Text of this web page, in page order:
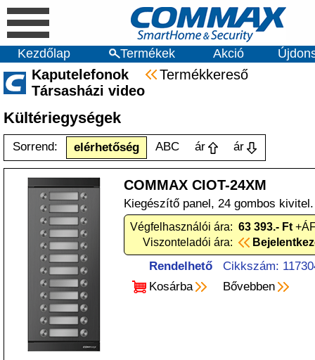
Kezdőlap Termékek Akció
Kaputelefonok
Termékkereső
Társasházi video
Kültériegységek
Sorrend: elérhetőség ABC ár ár
COMMAX CIOT-24XM
Kiegészítő panel, 24 gombos kivitel.
Végfelhasználói ára: 63 393.- Ft
Viszonteladói ára:
Rendelhető
Cikkszám:
Kosárba
Bővebben